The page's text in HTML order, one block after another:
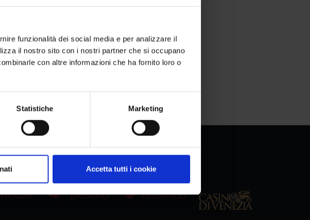
funzionalità dei social media e per analizzare il
il nostro sito con i nostri partner che si occupano
con altre informazioni che ha fornito loro o
Statistiche Marketing
Accetta tutti i cookie